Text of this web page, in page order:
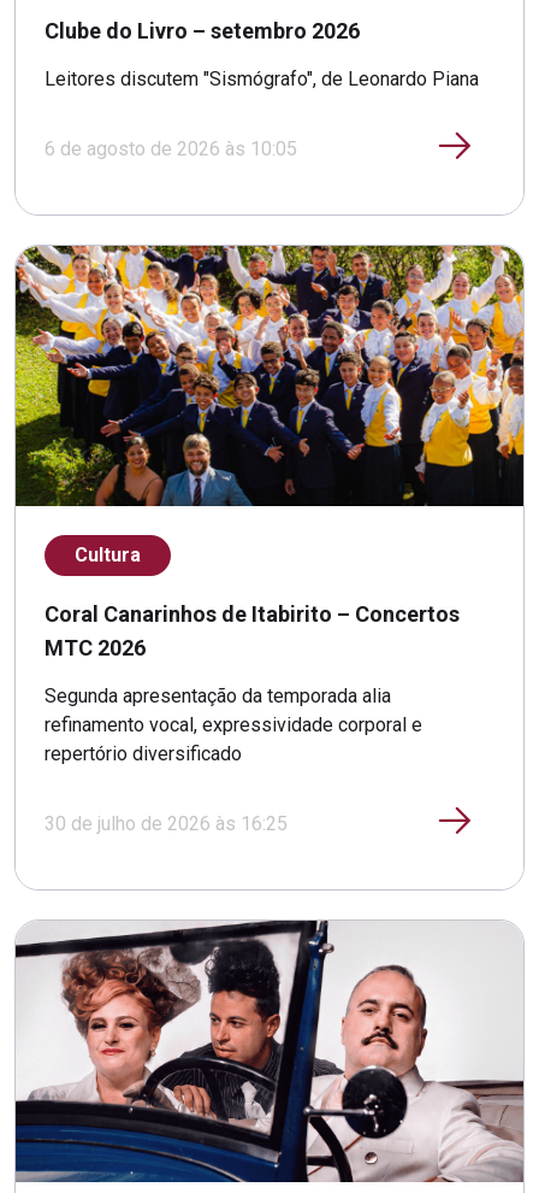
Clube do Livro – setembro 2026
Leitores discutem "Sismógrafo", de Leonardo Piana
6 de agosto de 2026 às 10:05
Cultura
Coral Canarinhos de Itabirito – Concertos
MTC 2026
Segunda apresentação da temporada alia
refinamento vocal, expressividade corporal e
repertório diversificado
30 de julho de 2026 às 16:25